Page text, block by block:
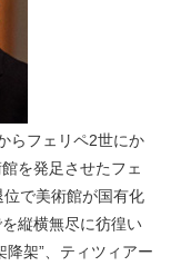
らフェリペ2世にか
を発足させたフェ
で美術館が国有化
縦横無尽に彷徨い
降架”、ティツィアー